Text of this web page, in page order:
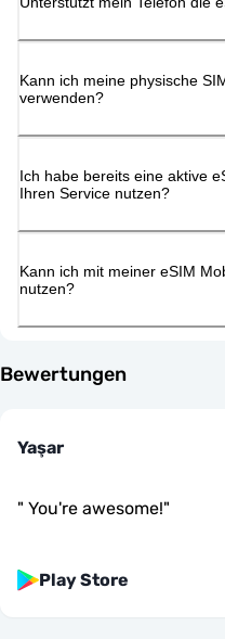
Kann ich meine physische
verwenden?
Ich habe bereits eine aktive
Ihren Service nutzen?
Kann ich mit meiner eSIM
nutzen?
Bewertungen
Yaşar
" You're awesome!"
Play Store